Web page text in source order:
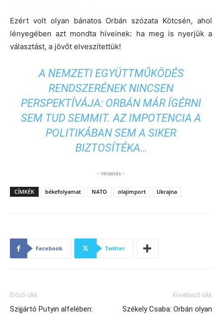
Ezért volt olyan bánatos Orbán szózata Kötcsén, ahol
lényegében azt mondta híveinek: ha meg is nyerjük a
választást, a jövőt elveszítettük!
A NEMZETI EGYÜTTMŰKÖDÉS
RENDSZERÉNEK NINCSEN
PERSPEKTÍVÁJA: ORBÁN MÁR ÍGÉRNI
SEM TUD SEMMIT. AZ IMPOTENCIA A
POLITIKÁBAN SEM A SIKER
BIZTOSÍTÉKA…
- Hirdetés -
CÍMKÉK békefolyamat NATO olajimport Ukrajna
Facebook Twitter
Előző cikk
Szijjártó Putyin alfelében:
Következő cikk
Székely Csaba: Orbán olyan